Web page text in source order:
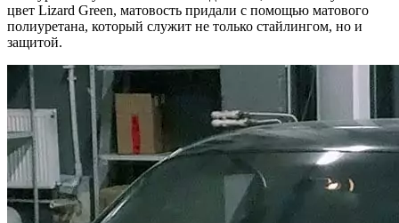
цвет Lizard Green, матовость придали с помощью матового
полиуретана, который служит не только стайлингом, но и
защитой.